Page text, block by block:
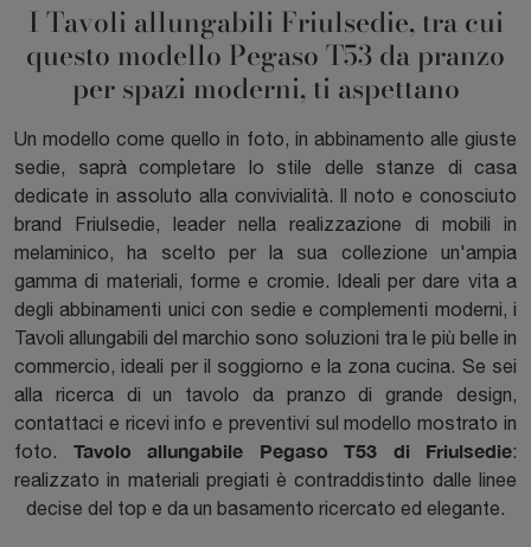
I Tavoli allungabili Friulsedie, tra cui
questo modello Pegaso T53 da pranzo
per spazi moderni, ti aspettano
Un modello come quello in foto, in abbinamento alle giuste
sedie, saprà completare lo stile delle stanze di casa
dedicate in assoluto alla convivialità. Il noto e conosciuto
brand Friulsedie, leader nella realizzazione di mobili in
melaminico, ha scelto per la sua collezione un'ampia
gamma di materiali, forme e cromie. Ideali per dare vita a
degli abbinamenti unici con sedie e complementi moderni, i
Tavoli allungabili del marchio sono soluzioni tra le più belle in
commercio, ideali per il soggiorno e la zona cucina. Se sei
alla ricerca di un tavolo da pranzo di grande design,
contattaci e ricevi info e preventivi sul modello mostrato in
foto. Tavolo allungabile Pegaso T53 di Friulsedie:
realizzato in materiali pregiati è contraddistinto dalle linee
decise del top e da un basamento ricercato ed elegante.